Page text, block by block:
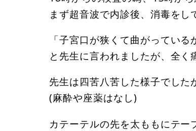
まず超音波で内診後、消毒をし
「子宮口が狭くて曲がってい
と先生に言われましたが、全く
先生は四苦八苦した様子でした
(麻酔や座薬はなし)
カテーテルの先を太ももにテー